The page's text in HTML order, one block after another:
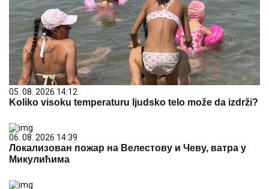
05. 08. 2026 14:12
Koliko visoku temperaturu ljudsko telo može da izdrži?
06. 08. 2026 14:39
Локализован пожар на Велестову и Чеву, ватра у
Микулићима